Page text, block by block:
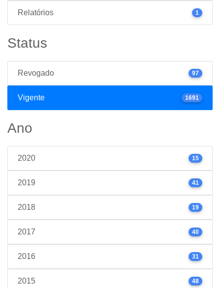
Relatórios 1
Status
Revogado 97
Vigente 1691
Ano
2020 15
2019 41
2018 19
2017 40
2016 31
2015 48